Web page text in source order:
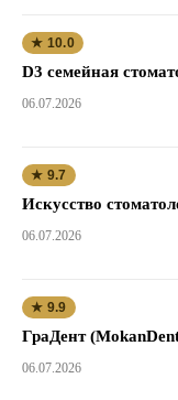
★ 10.0
D3 семейная
06.07.2026
★ 9.7
Искусство
06.07.2026
★ 9.9
ГраДент
06.07.2026